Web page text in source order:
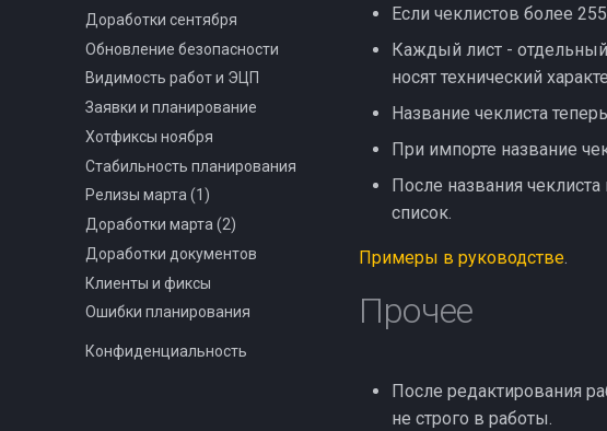
Доработки сентября
Обновление безопасности
Видимость работ и ЭЦП
Заявки и планирование
Хотфиксы ноября
Стабильность планирования
Релизы марта (1)
Доработки марта (2)
Доработки документов
Клиенты и фиксы
Ошибки планирования
Конфиденциальность
Если чеклистов более
Каждый лист -
носят технический
Название чеклиста
При импорте название
После названия чеклиста
список.
Примеры в руководстве.
Прочее
После редактирования
не строго в работы.